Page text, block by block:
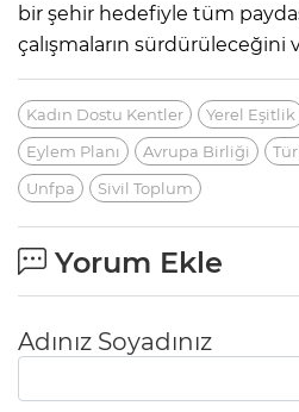
bir şehir hedefiyle tüm
çalışmaların sürdürüleceğini
Kadın Dostu Kentler Yerel Eşitlik
Eylem Planı
Avrupa Birliği
Unfpa
Sivil Toplum
Yorum Ekle
Adınız Soyadınız